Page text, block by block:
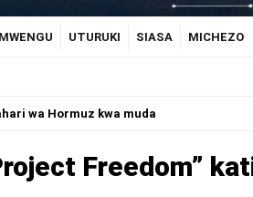
UTURUKI SIASA MICHEZO
wa Hormuz kwa muda
Freedom”